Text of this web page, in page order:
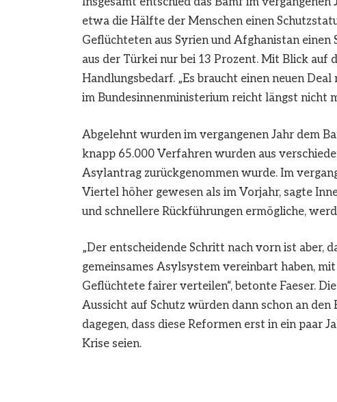
etwa die Hälfte der Menschen einen
Geflüchteten aus Syrien und Afghanistan
aus der Türkei nur bei 13 Prozent. Mit Blick auf
Handlungsbedarf. „Es braucht einen neuen
im Bundesinnenministerium reicht längst nicht
Abgelehnt wurden im vergangenen Jahr dem
knapp 65.000 Verfahren wurden aus
Asylantrag zurückgenommen wurde. Im
Viertel höher gewesen als im Vorjahr, sagte
und schnellere Rückführungen ermögliche,
„Der entscheidende Schritt nach vorn ist aber,
gemeinsames Asylsystem vereinbart haben,
Geflüchtete fairer verteilen“, betonte Faeser.
Aussicht auf Schutz würden dann schon an
dagegen, dass diese Reformen erst in ein paar
Krise seien.